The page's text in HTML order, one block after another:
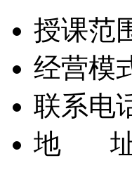
授课范
经营模
联系电
地